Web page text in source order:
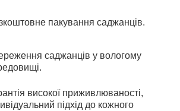
пакування саджанців.
саджанців у вологому
високої приживлюваності,
підхід до кожного